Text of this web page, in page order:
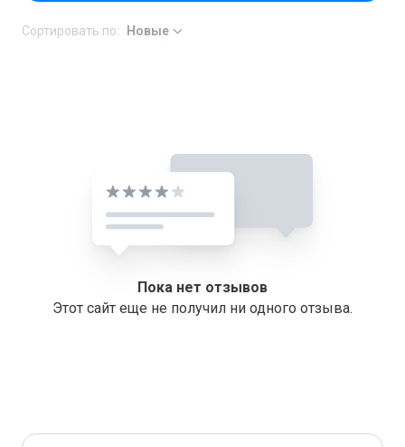
Сортировать по: Новые
Пока нет отзывов
Этот сайт еще не получил ни одного отзыва.